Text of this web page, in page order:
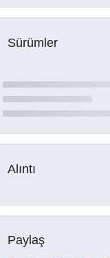
Sürümler
Alıntı
Paylaş